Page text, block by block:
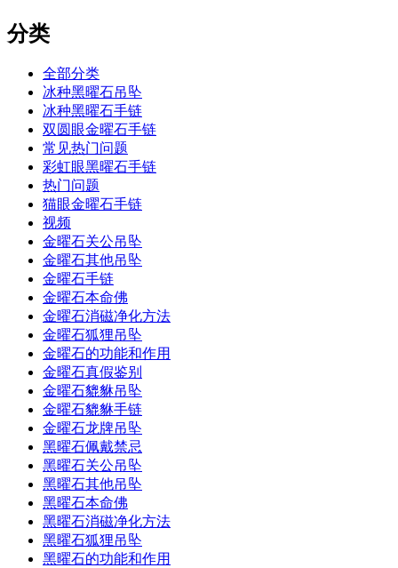
分类
全部分类
冰种黑曜石吊坠
冰种黑曜石手链
双圆眼金曜石手链
常见热门问题
彩虹眼黑曜石手链
热门问题
猫眼金曜石手链
视频
金曜石关公吊坠
金曜石其他吊坠
金曜石手链
金曜石本命佛
金曜石消磁净化方法
金曜石狐狸吊坠
金曜石的功能和作用
金曜石真假鉴别
金曜石貔貅吊坠
金曜石貔貅手链
金曜石龙牌吊坠
黑曜石佩戴禁忌
黑曜石关公吊坠
黑曜石其他吊坠
黑曜石本命佛
黑曜石消磁净化方法
黑曜石狐狸吊坠
黑曜石的功能和作用